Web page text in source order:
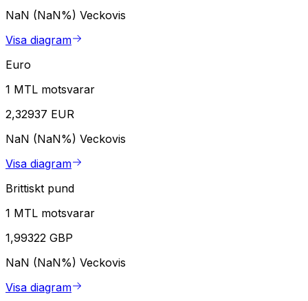
NaN (NaN%) Veckovis
Visa diagram
Euro
1 MTL motsvarar
2,32937 EUR
NaN (NaN%) Veckovis
Visa diagram
Brittiskt pund
1 MTL motsvarar
1,99322 GBP
NaN (NaN%) Veckovis
Visa diagram